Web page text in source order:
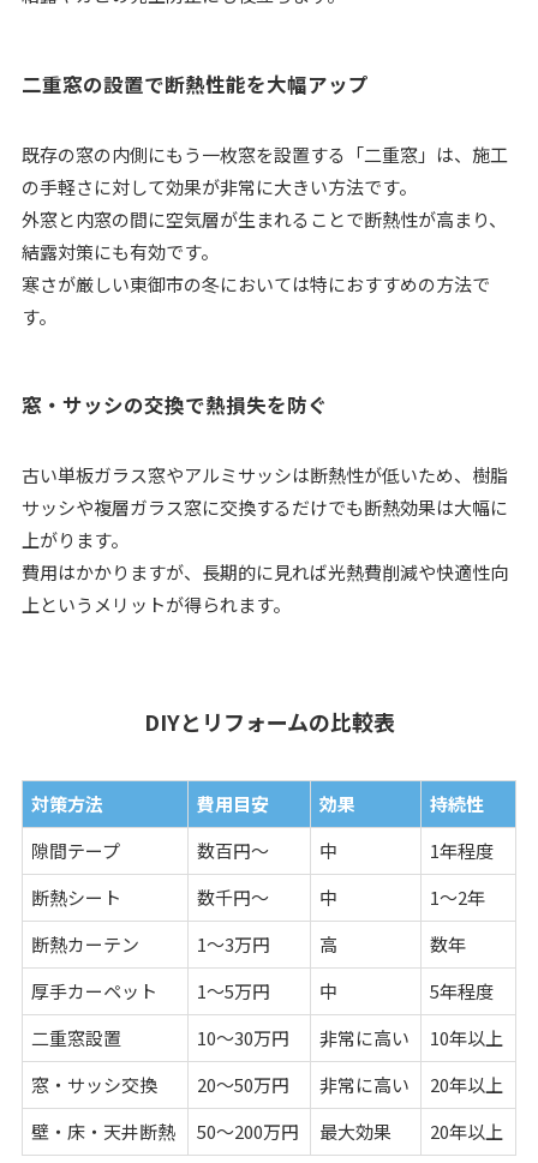
二重窓の設置で断熱性能を大幅アップ
既存の窓の内側にもう一枚窓を設置する「二重窓」は、施工
の手軽さに対して効果が非常に大きい方法です。
外窓と内窓の間に空気層が生まれることで断熱性が高まり、
結露対策にも有効です。
寒さが厳しい東御市の冬においては特におすすめの方法で
す。
窓・サッシの交換で熱損失を防ぐ
古い単板ガラス窓やアルミサッシは断熱性が低いため、樹脂
サッシや複層ガラス窓に交換するだけでも断熱効果は大幅に
上がります。
費用はかかりますが、長期的に見れば光熱費削減や快適性向
上というメリットが得られます。
DIYとリフォームの比較表
対策方法 費用目安 効果
持続性
隙間テープ
数百円～ 中
1年程度
断熱シート
数千円～ 中
1～2年
断熱カーテン
1～3万円 高
数年
厚手カーペット
1～5万円 中
5年程度
二重窓設置
10～30万円 非常に高い
10年以上
窓・サッシ交換
20～50万円 非常に高い
20年以上
壁・床・天井断熱
50～200万円 最大効果 20年以上